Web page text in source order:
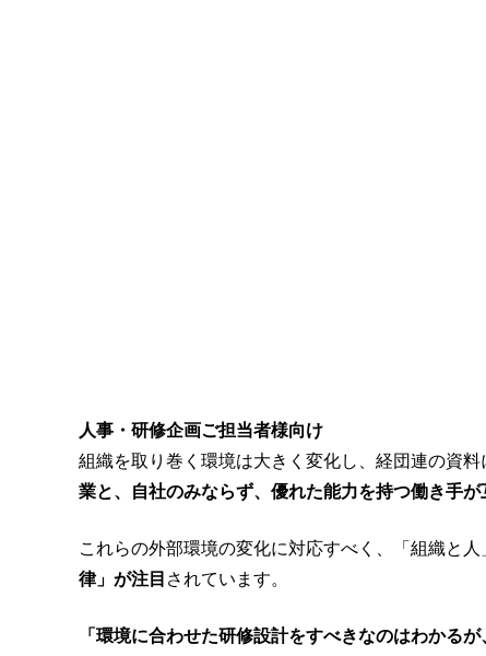
人事・研修企画ご担当者様向け
組織を取り巻く環境は大きく変化し、経団連の資料
業と、自社のみならず、優れた能力を持つ働き手
これらの外部環境の変化に対応すべく、「組織と
律」が注目 されています。
「環境に合わせた研修設計をすべきなのはわかる